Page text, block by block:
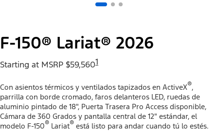
F-150® Lariat® 2026
Starting at MSRP $59,5601
Con asientos térmicos y ventilados tapizados en ActiveX®,
parrilla con borde cromado, faros delanteros LED, ruedas de
aluminio pintado de 18", Puerta Trasera Pro Access disponible,
Cámara de 360 Grados y pantalla central de 12" estándar, el
modelo F-150® Lariat® está listo para andar cuando tú lo estés.